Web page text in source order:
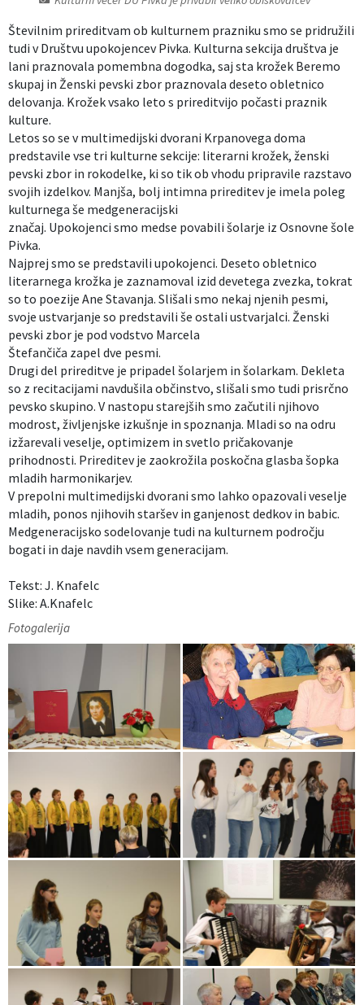
Številnim prireditvam ob kulturnem prazniku smo se pridružili
tudi v Društvu upokojencev Pivka. Kulturna sekcija društva je
lani praznovala pomembna dogodka, saj sta krožek Beremo
skupaj in Ženski pevski zbor praznovala deseto obletnico
delovanja. Krožek vsako leto s prireditvijo počasti praznik
kulture.
Letos so se v multimedijski dvorani Krpanovega doma
predstavile vse tri kulturne sekcije: literarni krožek, ženski
pevski zbor in rokodelke, ki so tik ob vhodu pripravile razstavo
svojih izdelkov. Manjša, bolj intimna prireditev je imela poleg
kulturnega še medgeneracijski
značaj. Upokojenci smo medse povabili šolarje iz Osnovne šole
Pivka.
Najprej smo se predstavili upokojenci. Deseto obletnico
literarnega krožka je zaznamoval izid devetega zvezka, tokrat
so to poezije Ane Stavanja. Slišali smo nekaj njenih pesmi,
svoje ustvarjanje so predstavili še ostali ustvarjalci. Ženski
pevski zbor je pod vodstvo Marcela
Štefančiča zapel dve pesmi.
Drugi del prireditve je pripadel šolarjem in šolarkam. Dekleta
so z recitacijami navdušila občinstvo, slišali smo tudi prisrčno
pevsko skupino. V nastopu starejših smo začutili njihovo
modrost, življenjske izkušnje in spoznanja. Mladi so na odru
izžarevali veselje, optimizem in svetlo pričakovanje
prihodnosti. Prireditev je zaokrožila poskočna glasba šopka
mladih harmonikarjev.
V prepolni multimedijski dvorani smo lahko opazovali veselje
mladih, ponos njihovih staršev in ganjenost dedkov in babic.
Medgeneracijsko sodelovanje tudi na kulturnem področju
bogati in daje navdih vsem generacijam.
Tekst: J. Knafelc
Slike: A.Knafelc
Fotogalerija
Kultura, šport in turizem
Sociala in zdravstvo
Skupna občinska uprava